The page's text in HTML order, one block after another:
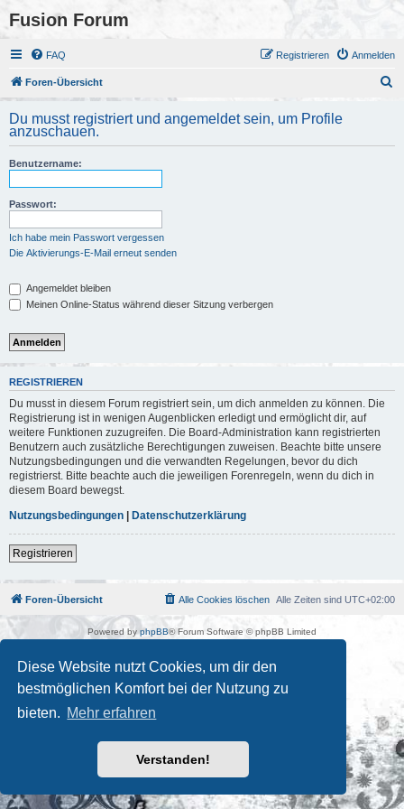
Diese Website nutzt Cookies, um dir den
bestmöglichen Komfort bei der Nutzung zu
bieten. Mehr erfahren
Verstanden!
Fusion Forum
FAQ Anmelden
Registrieren
Foren-Übersicht
h
Du musst registriert und angemeldet sein, um Profile
anzuschauen.
Benutzername:
Passwort:
Ich habe mein Passwort vergessen
Die Aktivierungs-E-Mail erneut senden
Angemeldet bleiben
Meinen Online-Status während dieser Sitzung verbergen
REGISTRIEREN
Du musst in diesem Forum registriert sein, um dich anmelden zu können. Die
Registrierung ist in wenigen Augenblicken erledigt und ermöglicht dir, auf
weitere Funktionen zuzugreifen. Die Board-Administration kann registrierten
Benutzern auch zusätzliche Berechtigungen zuweisen. Beachte bitte unsere
Nutzungsbedingungen und die verwandten Regelungen, bevor du dich
registrierst. Bitte beachte auch die jeweiligen Forenregeln, wenn du dich in
diesem Board bewegst.
Nutzungsbedingungen | Datenschutzerklärung
Registrieren
Foren-Übersicht Alle Zeiten sind UTC+02:00
Alle Cookies löschen
Powered by phpBB® Forum Software © phpBB Limited
Kulturkosmos Müritz e.V|Fusion Festival|Mastodon